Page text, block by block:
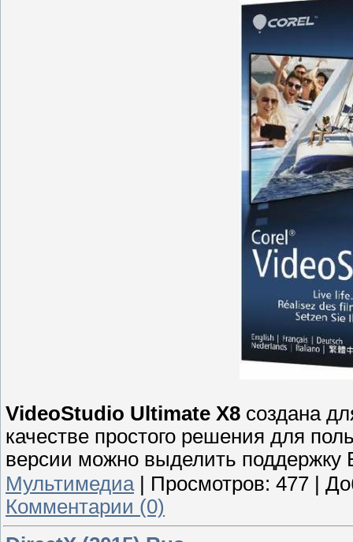
VideoStudio Ultimate X8 создана
качестве простого решения для
версии можно выделить поддержку
Мультимедиа| Просмотров: 477
Комментарии (0)